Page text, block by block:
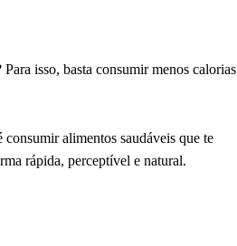
isso, basta consumir menos calorias
alimentos saudáveis que te
rápida, perceptível e natural.